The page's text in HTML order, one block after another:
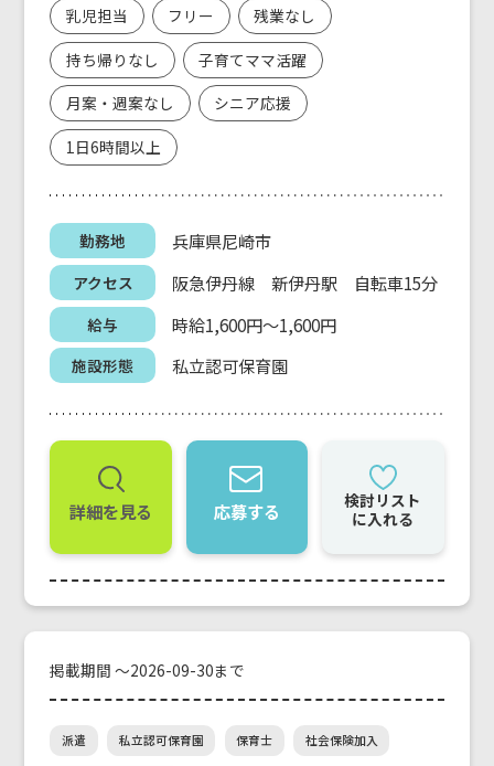
乳児担当 フリー
残業なし
持ち帰りなし
子育てママ活躍
月案・週案なし
シニア応援
1日6時間以上
勤務地 兵庫県尼崎市
アクセス 阪急伊丹線 新伊丹駅 自転車15分
給与 時給1,600円～1,600円
施設形態 私立認可保育園
詳細を見る 応募する
検討リスト
に入れる
掲載期間 ～2026-09-30まで
派遣 私立認可保育園 保育士 社会保険加入